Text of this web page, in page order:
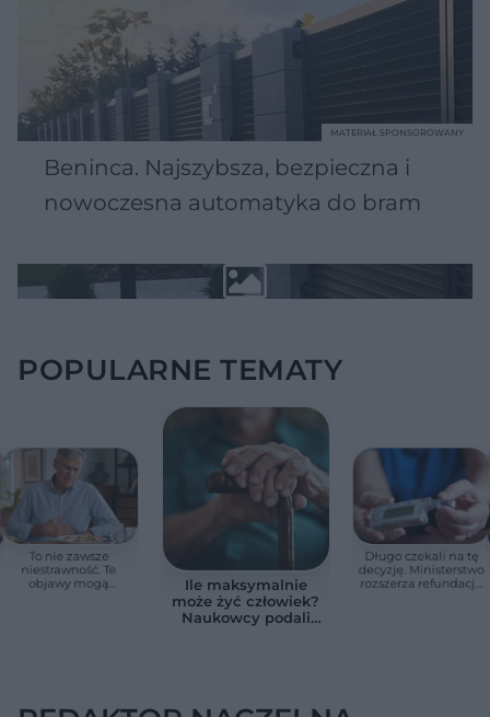
Beninca. Najszybsza, bezpieczna i
nowoczesna automatyka do bram
MATERIAŁ SPONSOROWANY
POPULARNE TEMATY
To nie zawsze
niestrawność. Te
objawy mogą
Ile maksymalnie
może żyć człowiek?
Naukowcy podali
Długo czekali na tę
decyzję. Ministerstwo
rozszerza refundację